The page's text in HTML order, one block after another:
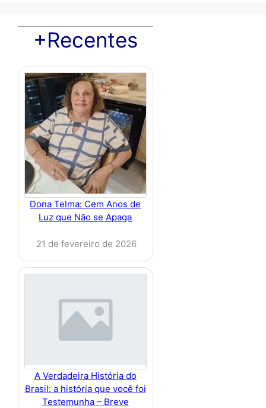
+Recentes
Dona Telma: Cem Anos de
Luz que Não se Apaga
21 de fevereiro de 2026
A Verdadeira História do
Brasil: a história que você foi
Testemunha – Breve